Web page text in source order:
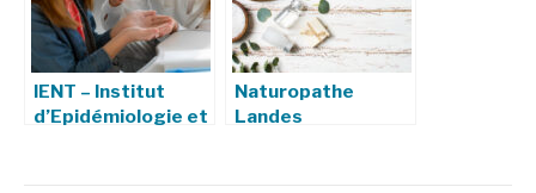
IENT – Institut
d’Epidémiologie et
Naturopathe
Landes